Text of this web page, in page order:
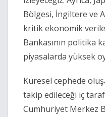
Bölgesi, İngiltere ve
kritik ekonomik
Bankasının politika
piyasalarda yüksek
Küresel cephede
takip edileceği iç
Cumhuriyet Merkez